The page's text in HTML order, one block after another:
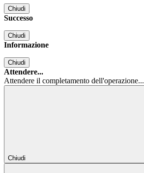
Chiudi
Successo
Chiudi
Informazione
Chiudi
Attendere...
Attendere il completamento dell'operazione...
Chiudi